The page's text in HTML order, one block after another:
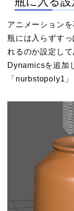
アニメーション
瓶には入らずす
れるのか設定し
Dynamicsを追加
「nurbstopoly1」